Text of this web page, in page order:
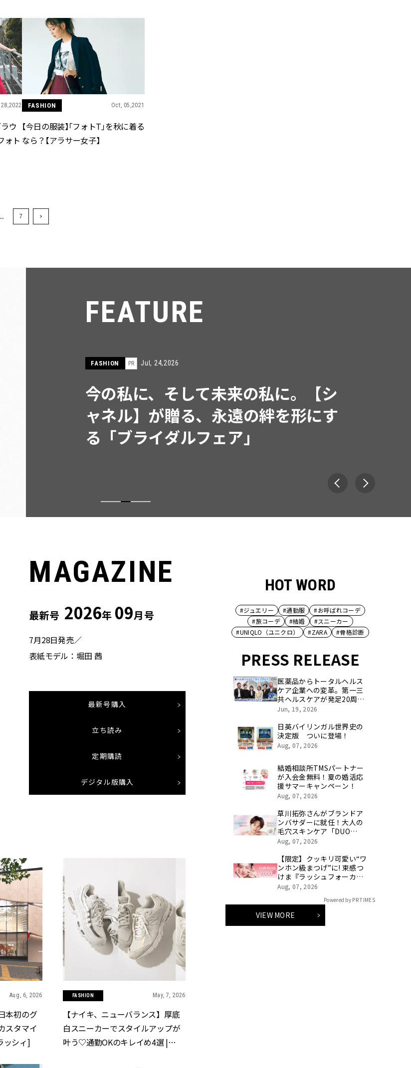
28,2022
ウ
ォト
FASHION Oct, 05,2021
【今日の服装】「フォトT」を秋に着る
なら？【アラサー女子】
7 >
FEATURE
FASHION PR Jul, 15,2026
【ICB】人気インフルエンサーと共
同制作! 週5で着たくなる「名品ブラ
ウス」２選
MAGAZINE
最新号 2026年 09月号
7月28日発売／
表紙モデル：堀田 茜
最新号購入
立ち読み
定期購読
デジタル版購入
Aug, 6, 2026
本初のグ
スタマイ
ッシィ]
FASHION May, 7, 2026
【ナイキ、ニューバランス】厚底
白スニーカーでスタイルアップが
叶う♡通勤OKのキレイめ4選 |
HOT WORD
#ジュエリー #通勤服
#お呼ばれコーデ
#旅コーデ
#結婚
#スニーカー
#UNIQLO（ユニクロ）
#ZARA #骨格診断
PRESS RELEASE
医薬品からトータルヘルス
ケア企業への変革。第一三
共ヘルスケアが発足20周年
を記念し、製品開発・新カ
合時のエピソードを社員の
想いとともに振り返る特別
映像を公開！
Jun, 19, 2026
日英バイリンガル世界史の
決定版 ついに登場！
Aug, 07, 2026
結婚相談所TMSパートナー
が入会金無料！夏の婚活応
援サマーキャンペーン！
Aug, 07, 2026
草川拓弥さんがブランドア
ンバサダーに就任！大人の
毛穴スキンケア「DUO
PORELESS（デュオ ポアレ
Aug, 07, 2026
【限定】クッキリ可愛い“ワ
ンホン級まつげ”に! 束感つ
けま『ラッシュフォーカ
ス』新デザイン5型が登場
Aug, 07, 2026
Powered by PR TIMES
VIEW MORE